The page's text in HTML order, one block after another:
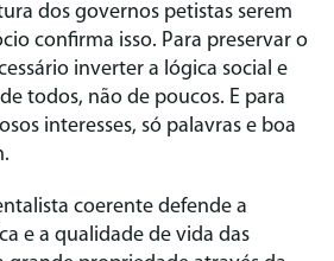
dos governos petistas serem
confirma isso. Para preservar o
inverter a lógica social e
todos, não de poucos. E para
interesses, só palavras e boa
coerente defende a
e a qualidade de vida das